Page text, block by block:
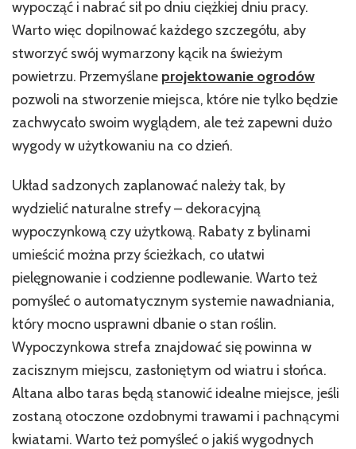
wypocząć i nabrać sił po dniu ciężkiej dniu pracy.
Warto więc dopilnować każdego szczegółu, aby
stworzyć swój wymarzony kącik na świeżym
powietrzu. Przemyślane projektowanie ogrodów
pozwoli na stworzenie miejsca, które nie tylko będzie
zachwycało swoim wyglądem, ale też zapewni dużo
wygody w użytkowaniu na co dzień.
Układ sadzonych zaplanować należy tak, by
wydzielić naturalne strefy – dekoracyjną
wypoczynkową czy użytkową. Rabaty z bylinami
umieścić można przy ścieżkach, co ułatwi
pielęgnowanie i codzienne podlewanie. Warto też
pomyśleć o automatycznym systemie nawadniania,
który mocno usprawni dbanie o stan roślin.
Wypoczynkowa strefa znajdować się powinna w
zacisznym miejscu, zasłoniętym od wiatru i słońca.
Altana albo taras będą stanowić idealne miejsce, jeśli
zostaną otoczone ozdobnymi trawami i pachnącymi
kwiatami. Warto też pomyśleć o jakiś wygodnych